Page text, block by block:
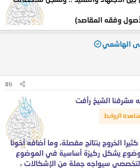
وفقه المقاصد)
الهاشمي
#6
مشرفنا الشيخ رأفت
الروابط
الخروج بنتائج مفصلة، وما أضافه أخونا
يشكل ركيزة أساسية في الموضوع
سيواجه جملة من الإشكالات ،